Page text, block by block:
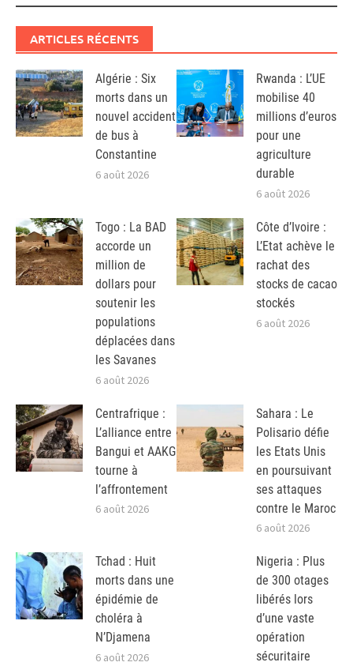
ARTICLES RÉCENTS
Algérie : Six
morts dans un
nouvel accident
de bus à
Constantine
6 août 2026
Rwanda : L’UE
mobilise 40
millions d’euros
pour une
agriculture
durable
6 août 2026
Togo : La BAD
accorde un
million de
dollars pour
soutenir les
populations
déplacées dans
les Savanes
6 août 2026
Côte d’Ivoire :
L’Etat achève le
rachat des
stocks de cacao
stockés
6 août 2026
Centrafrique :
L’alliance entre
Bangui et AAKG
tourne à
l’affrontement
6 août 2026
Sahara : Le
Polisario défie
les Etats Unis
en poursuivant
ses attaques
contre le Maroc
6 août 2026
Tchad : Huit
morts dans une
épidémie de
choléra à
N’Djamena
6 août 2026
Nigeria : Plus
de 300 otages
libérés lors
d’une vaste
opération
sécuritaire